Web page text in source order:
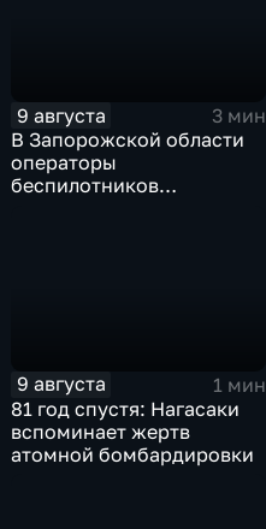
9 августа
3 мин
В Запорожской области
операторы
беспилотников
9 августа
1 мин
81 год спустя: Нагасаки
вспоминает жертв
атомной бомбардировки